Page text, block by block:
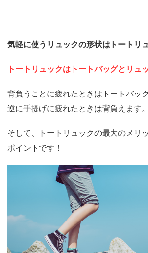
気軽に使うリュックの形状はトートリ
トートリュックはトートバッグとリュ
背負うことに疲れたときはトートバッ
逆に手提げに疲れたときは背負えます。
そして、トートリュックの最大のメリ
ポイントです！